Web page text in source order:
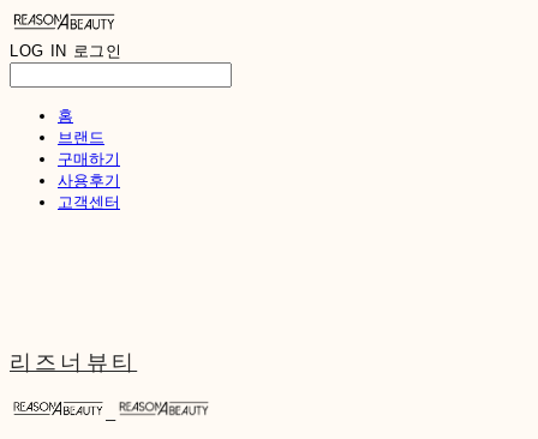
LOG IN 로그인
홈
브랜드
구매하기
사용후기
고객센터
리즈너뷰티